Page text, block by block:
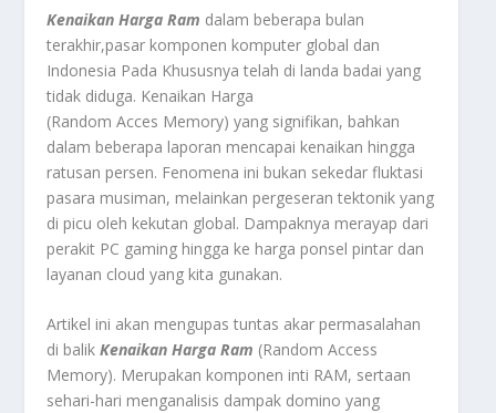
Kenaikan Harga Ram dalam beberapa bulan
terakhir,pasar komponen komputer global dan
Indonesia Pada Khususnya telah di landa badai yang
tidak diduga. Kenaikan Harga
(Random Acces Memory) yang signifikan, bahkan
dalam beberapa laporan mencapai kenaikan hingga
ratusan persen. Fenomena ini bukan sekedar fluktasi
pasara musiman, melainkan pergeseran tektonik yang
di picu oleh kekutan global. Dampaknya merayap dari
perakit PC gaming hingga ke harga ponsel pintar dan
layanan cloud yang kita gunakan.
Artikel ini akan mengupas tuntas akar permasalahan
di balikKenaikan Harga Ram (Random Access
Memory). Merupakan komponen inti RAM, sertaan
sehari-hari menganalisis dampak domino yang